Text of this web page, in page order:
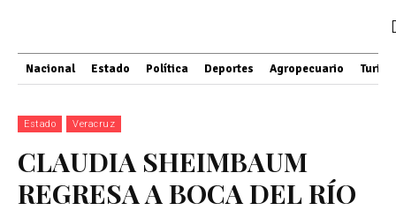
Nacional Estado Política Deportes Agropecuario
Estado Veracruz
CLAUDIA SHEIMBAUM
REGRESA A BOCA DEL RÍO